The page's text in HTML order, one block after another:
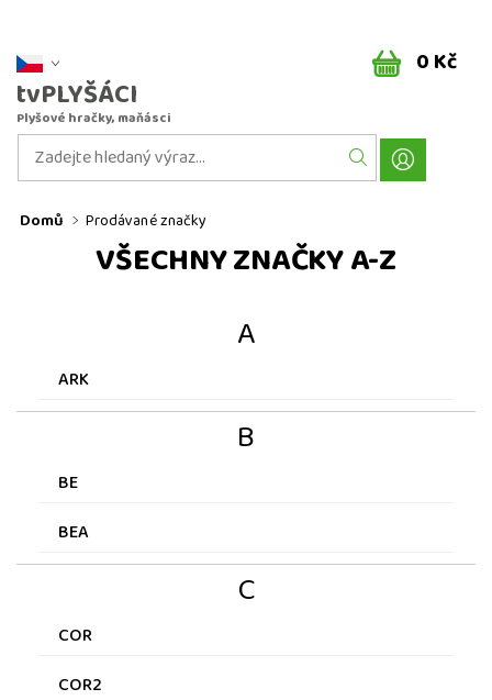
tvPLYŠÁCI
Plyšové hračky, maňásci
0 Kč
Domů Prodávané značky
VŠECHNY ZNAČKY A-Z
A
ARK
B
BE
BEA
C
COR
COR2